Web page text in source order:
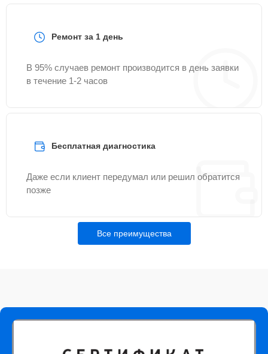
Ремонт за 1 день
В 95% случаев ремонт производится в день заявки
в течение 1-2 часов
Бесплатная диагностика
Даже если клиент передумал или решил обратится
позже
Все преимущества